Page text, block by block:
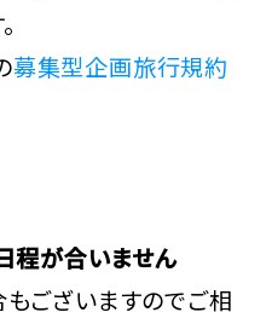
募集型企画旅行規約
程が合いません
ございますのでご相